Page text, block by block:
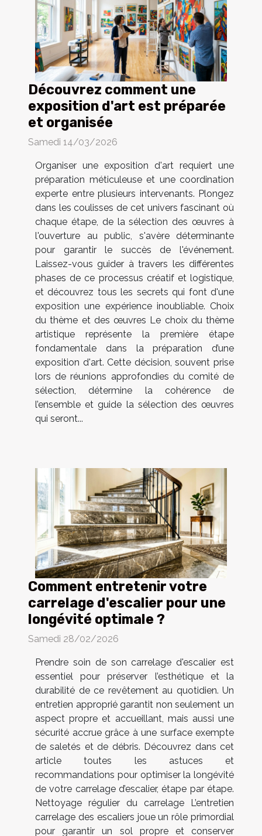
Découvrez comment une
exposition d'art est préparée
et organisée
Samedi 14/03/2026
Organiser une exposition d'art requiert une
préparation méticuleuse et une coordination
experte entre plusieurs intervenants. Plongez
dans les coulisses de cet univers fascinant où
chaque étape, de la sélection des œuvres à
l'ouverture au public, s'avère déterminante
pour garantir le succès de l'événement.
Laissez-vous guider à travers les différentes
phases de ce processus créatif et logistique,
et découvrez tous les secrets qui font d'une
exposition une expérience inoubliable. Choix
du thème et des œuvres Le choix du thème
artistique représente la première étape
fondamentale dans la préparation d’une
exposition d'art. Cette décision, souvent prise
lors de réunions approfondies du comité de
sélection, détermine la cohérence de
l’ensemble et guide la sélection des œuvres
qui seront...
Comment entretenir votre
carrelage d'escalier pour une
longévité optimale ?
Samedi 28/02/2026
Prendre soin de son carrelage d'escalier est
essentiel pour préserver l’esthétique et la
durabilité de ce revêtement au quotidien. Un
entretien approprié garantit non seulement un
aspect propre et accueillant, mais aussi une
sécurité accrue grâce à une surface exempte
de saletés et de débris. Découvrez dans cet
article toutes les astuces et
recommandations pour optimiser la longévité
de votre carrelage d’escalier, étape par étape.
Nettoyage régulier du carrelage L’entretien
carrelage des escaliers joue un rôle primordial
pour garantir un sol propre et conserver